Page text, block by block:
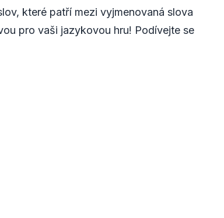
které patří mezi vyjmenovaná slova
pro vaši jazykovou hru! Podívejte se